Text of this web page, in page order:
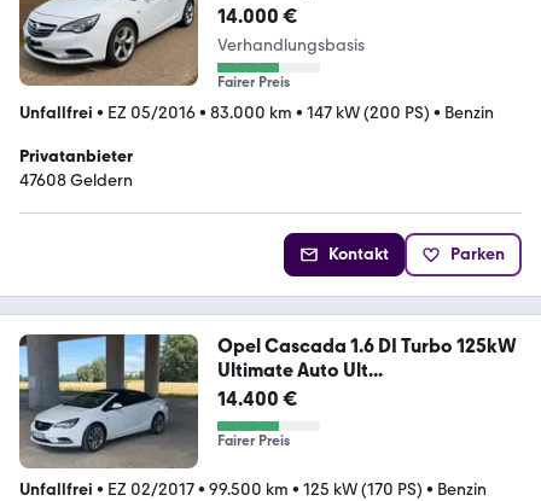
14.000 €
Verhandlungsbasis
Fairer Preis
Unfallfrei • EZ 05/2016• 83.000 km • 147 kW (200 PS) • Benzin
Privatanbieter
47608 Geldern
Kontakt Parken
Opel Cascada 1.6 DI Turbo 125kW
Ultimate Auto Ult...
14.400 €
Fairer Preis
Unfallfrei • EZ 02/2017• 99.500 km • 125 kW (170 PS) • Benzin